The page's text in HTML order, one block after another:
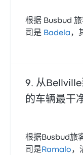
根据 Busbud
司是 Badela ，
从Bellville
的车辆最干
根据Busbud旅
司是 Ramalo ，